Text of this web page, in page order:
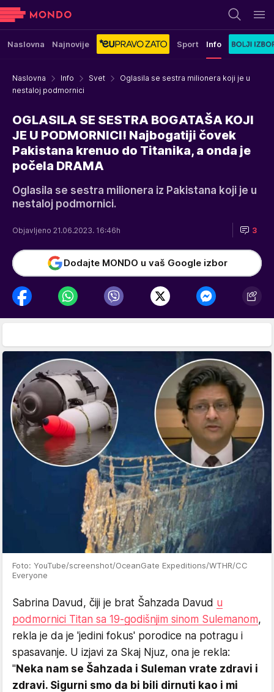
Naslovna Najnovije Sport Info
Naslovna Info Svet
Oglasila se sestra milionera koji je u
nestaloj podmornici
OGLASILA SE SESTRA BOGATAŠA KOJI
JE U PODMORNICI! Najbogatiji čovek
Pakistana krenuo do Titanika, a onda je
počela DRAMA
Oglasila se sestra milionera iz Pakistana koji je u
nestaloj podmornici.
Objavljeno 21.06.2023. 16:46h 3
Dodajte MONDO u vaš Google izbor
Foto: YouTube/screenshot/OceanGate Expeditions/WTHR/CC
Everyone
Sabrina Davud, čiji je brat Šahzada Davud u
podmornici Titan sa 19-godišnjim sinom Sulemanom,
rekla je da je 'jedini fokus' ​​porodice na potragu i
spasavanje. U izjavi za Skaj Njuz, ona je rekla:
"Neka nam se Šahzada i Suleman vrate zdravi i
zdravi. Sigurni smo da bi bili dirnuti kao i mi